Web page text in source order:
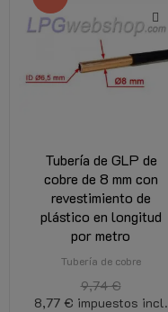
Tubería de GLP de
cobre de 8 mm con
revestimiento de
plástico en longitud
por metro
Tubería de cobre
9,74 €
8,77 € impuestos incl.